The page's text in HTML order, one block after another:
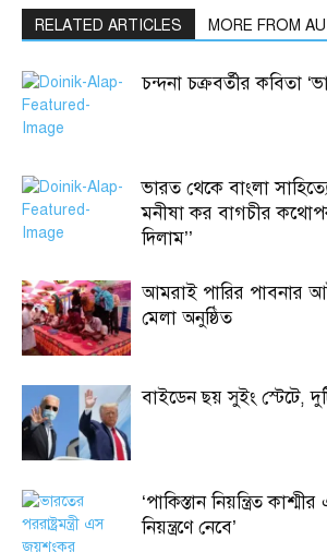
RELATED ARTICLES MORE FROM
চন্দনা চক্রবর্তীর কবিতা
ভারত থেকে বাংলা
মনীষা কর বাগচীর
দিলাম’’
আমরাই পারির পাবনার
মেলা অনুষ্ঠিত
বাইডেন ছয় সুইং স্টেটে,
‘পাকিস্তান নিয়ন্ত্রিত
নিয়ন্ত্রণে নেবে’